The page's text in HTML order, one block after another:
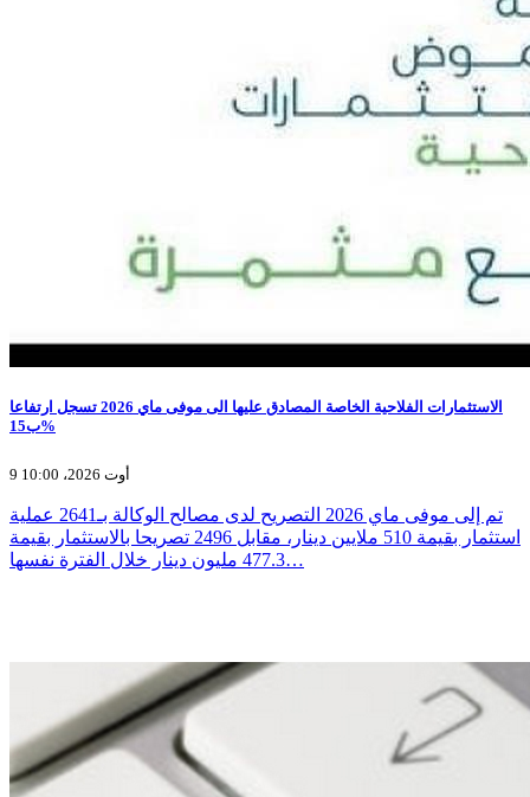
الاستثمارات الفلاحية الخاصة المصادق عليها الى موفى ماي 2026 تسجل ارتفاعا
ب15%
9 أوت 2026، 10:00
تم إلى موفى ماي 2026 التصريح لدى مصالح الوكالة بـ2641 عملية
استثمار بقيمة 510 ملايين دينار، مقابل 2496 تصريحا بالاستثمار بقيمة
477.3 مليون دينار خلال الفترة نفسها…